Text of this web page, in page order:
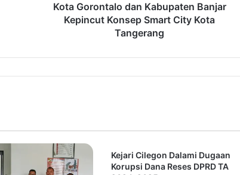
d
u
p
Kota Gorontalo dan Kabupaten Banjar
Kepincut Konsep Smart City Kota
Tangerang
Kejari Cilegon Dalami Dugaan
Korupsi Dana Reses DPRD TA